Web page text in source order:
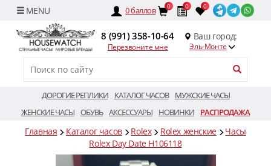
0баллов 0 0 0
8 (991) 358-10-64
Перезвоните мне
Ваш город:
Эль-Монте
ДОРОГИЕ РЕПЛИКИ КАТАЛОГ ЧАСОВ
МУЖСКИЕ ЧАСЫ
ЖЕНСКИЕ ЧАСЫ ОБУВЬ АКСЕССУАРЫ НОВИНКИ РАСПРОДАЖА
Главная Каталог часов Rolex Rolex женские
Часы
Rolex Day Date H106118